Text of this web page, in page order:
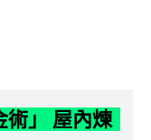
術」 屋內煉